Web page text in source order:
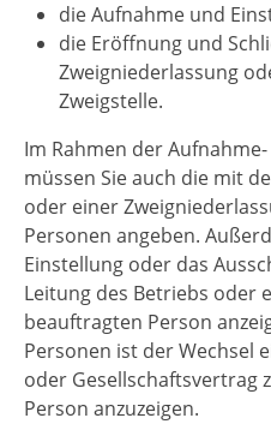
die Aufnahme und
die Eröffnung und
Zweigniederlassung
Zweigstelle.
Im Rahmen der
müssen Sie auch die mit
oder einer
Personen angeben.
Einstellung oder das
Leitung des Betriebs oder
beauftragten Person
Personen ist der Wechsel
oder Gesellschaftsvertrag
Person anzuzeigen.